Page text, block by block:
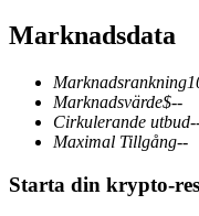
TradFi
Derivat för aktier,
Marknadsdata
Marknadsrankning
Marknadsvärde$--
Cirkulerande utbud
Maximal Tillgång--
Starta din krypto-